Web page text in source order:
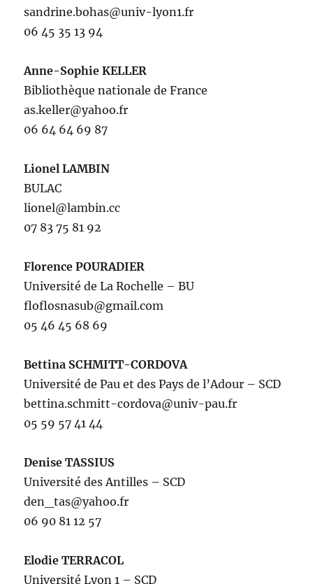
sandrine.bohas@univ-lyon1.fr
06 45 35 13 94
Anne-Sophie KELLER
Bibliothèque nationale de France
as.keller@yahoo.fr
06 64 64 69 87
Lionel LAMBIN
BULAC
lionel@lambin.cc
07 83 75 81 92
Florence POURADIER
Université de La Rochelle – BU
floflosnasub@gmail.com
05 46 45 68 69
Bettina SCHMITT-CORDOVA
Université de Pau et des Pays de l’Adour – SCD
bettina.schmitt-cordova@univ-pau.fr
05 59 57 41 44
Denise TASSIUS
Université des Antilles – SCD
den_tas@yahoo.fr
06 90 81 12 57
Elodie TERRACOL
Université Lyon 1 – SCD